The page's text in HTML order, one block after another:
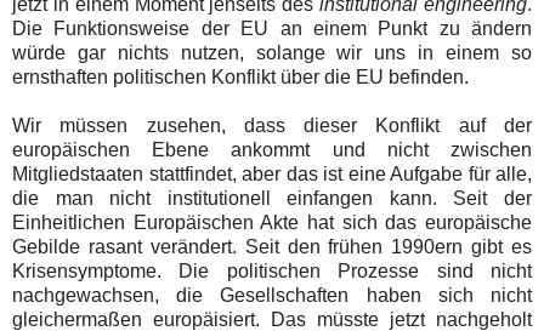
Die Funktionsweise der EU an einem Punkt zu ändern
würde gar nichts nutzen, solange wir uns in einem so
ernsthaften politischen Konflikt über die EU befinden.
Wir müssen zusehen, dass dieser Konflikt auf der
europäischen Ebene ankommt und nicht zwischen
Mitgliedstaaten stattfindet, aber das ist eine Aufgabe für alle,
die man nicht institutionell einfangen kann. Seit der
Einheitlichen Europäischen Akte hat sich das europäische
Gebilde rasant verändert. Seit den frühen 1990ern gibt es
Krisensymptome. Die politischen Prozesse sind nicht
nachgewachsen, die Gesellschaften haben sich nicht
gleichermaßen europäisiert. Das müsste jetzt nachgeholt